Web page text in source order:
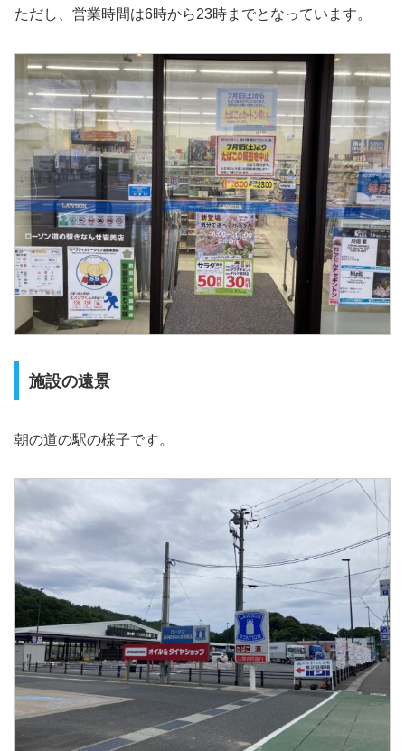
ただし、営業時間は6時から23時までとなっています。
施設の遠景
朝の道の駅の様子です。